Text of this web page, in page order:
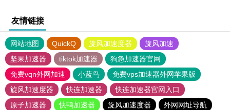
友情链接
网站地图 QuickQ 旋风加速度器
旋风加速
坚果加速器
tiktok加速器
狗急加速器官网
免费vqn外网加速
小蓝鸟
免费vps加速器外网苹果版
旋风加速度器
快连加速器
快连加速器官网入口
原子加速器
快鸭加速器 旋风加速度器
外网网址导航